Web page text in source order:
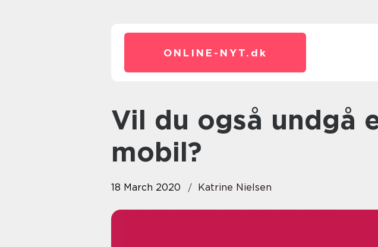
ONLINE-NYT. dk
Vil du også undgå en afladet
mobil?
18 March 2020 Katrine Nielsen